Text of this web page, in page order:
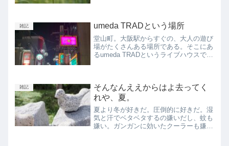
べきだ」ぐらいの感じだ。...
雑記 umeda TRADという場所
堂山町。大阪駅からすぐの、大人の遊び
場がたくさんある場所である。そこにあ
るumeda TRADというライブハウスで、
ない。...
雑記
そんなんええからはよ去ってく
れや、夏。
夏より冬が好きだ。圧倒的に好きだ。湿
気と汗でベタベタするの嫌いだし、蚊も
嫌い。ガンガンに効いたクーラーも嫌